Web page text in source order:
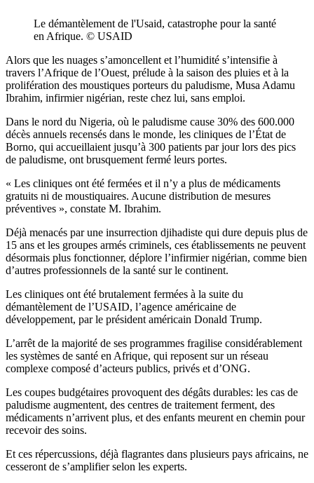
Le démantèlement de l'Usaid, catastrophe pour la santé
en Afrique. © USAID
Alors que les nuages s’amoncellent et l’humidité s’intensifie à
travers l’Afrique de l’Ouest, prélude à la saison des pluies et à la
prolifération des moustiques porteurs du paludisme, Musa Adamu
Ibrahim, infirmier nigérian, reste chez lui, sans emploi.
Dans le nord du Nigeria, où le paludisme cause 30% des 600.000
décès annuels recensés dans le monde, les cliniques de l’État de
Borno, qui accueillaient jusqu’à 300 patients par jour lors des pics
de paludisme, ont brusquement fermé leurs portes.
« Les cliniques ont été fermées et il n’y a plus de médicaments
gratuits ni de moustiquaires. Aucune distribution de mesures
préventives », constate M. Ibrahim.
Déjà menacés par une insurrection djihadiste qui dure depuis plus de
15 ans et les groupes armés criminels, ces établissements ne peuvent
désormais plus fonctionner, déplore l’infirmier nigérian, comme bien
d’autres professionnels de la santé sur le continent.
Les cliniques ont été brutalement fermées à la suite du
démantèlement de l’USAID, l’agence américaine de
développement, par le président américain Donald Trump.
L’arrêt de la majorité de ses programmes fragilise considérablement
les systèmes de santé en Afrique, qui reposent sur un réseau
complexe composé d’acteurs publics, privés et d’ONG.
Les coupes budgétaires provoquent des dégâts durables: les cas de
paludisme augmentent, des centres de traitement ferment, des
médicaments n’arrivent plus, et des enfants meurent en chemin pour
recevoir des soins.
Et ces répercussions, déjà flagrantes dans plusieurs pays africains, ne
cesseront de s’amplifier selon les experts.